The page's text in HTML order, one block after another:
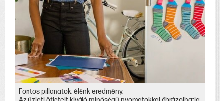
Fontos pillanatok, élénk eredmény.